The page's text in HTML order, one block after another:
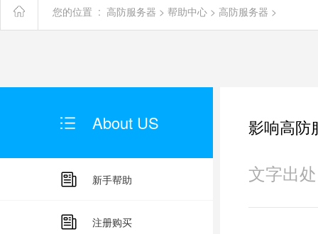
您的位置 : 高防服务器 > 帮助中心 > 高防服务器 >
About US
新手帮助
注册购买
影响高防
文字出